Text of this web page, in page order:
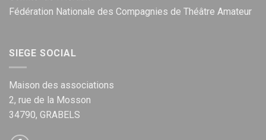
Fédération Nationale des Compagnies de Théâtre Amateur
SIEGE SOCIAL
Maison des associations
2, rue de la Mosson
34790, GRABELS